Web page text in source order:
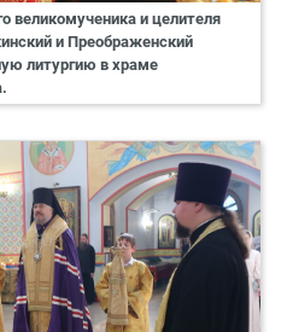
великомученика и целителя
и Преображенский
литургию в храме